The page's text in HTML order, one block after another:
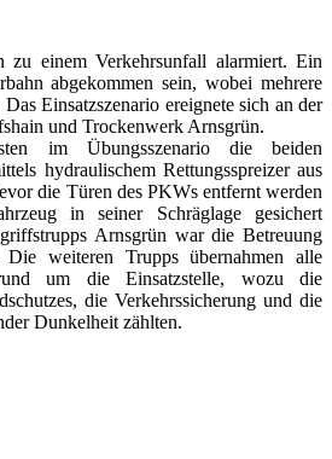
zu einem Verkehrsunfall alarmiert. Ein
abgekommen sein, wobei mehrere
Einsatzszenario ereignete sich an der
und Trockenwerk Arnsgrün.
im Übungsszenario die beiden
hydraulischem Rettungsspreizer aus
die Türen des PKWs entfernt werden
in seiner Schräglage gesichert
Arnsgrün war die Betreuung
Die weiteren Trupps übernahmen alle
rund um die Einsatzstelle, wozu die
die Verkehrssicherung und die
Dunkelheit zählten.